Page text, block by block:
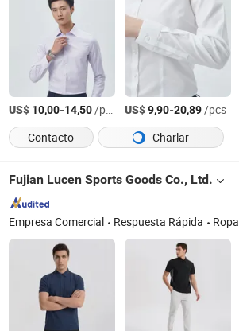
US$ 10,00-14,50/pcs US$9,90-20,89/pcs
Contacto
Charlar
Fujian Lucen Sports Goods Co., Ltd.
Empresa Comercial Respuesta Rápida Ropa